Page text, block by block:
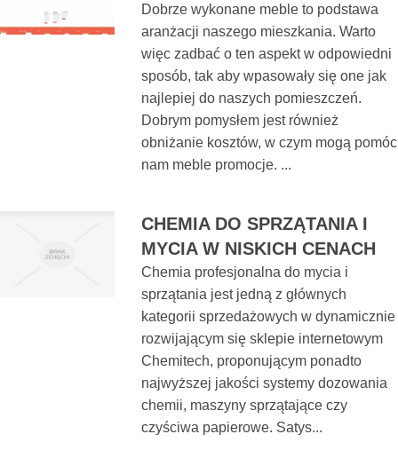
Dobrze wykonane meble to podstawa
aranżacji naszego mieszkania. Warto
więc zadbać o ten aspekt w odpowiedni
sposób, tak aby wpasowały się one jak
najlepiej do naszych pomieszczeń.
Dobrym pomysłem jest również
obniżanie kosztów, w czym mogą pomóc
nam meble promocje. ...
CHEMIA DO SPRZĄTANIA I
MYCIA W NISKICH CENACH
Chemia profesjonalna do mycia i
sprzątania jest jedną z głównych
kategorii sprzedażowych w dynamicznie
rozwijającym się sklepie internetowym
Chemitech, proponującym ponadto
najwyższej jakości systemy dozowania
chemii, maszyny sprzątające czy
czyściwa papierowe. Satys...